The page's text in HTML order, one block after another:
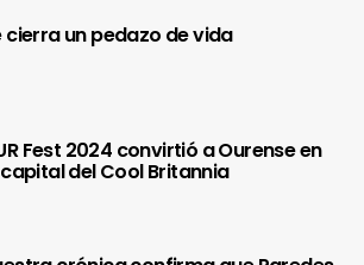
cierra un pedazo de vida
Fest 2024 convirtió a Ourense en
del Cool Britannia